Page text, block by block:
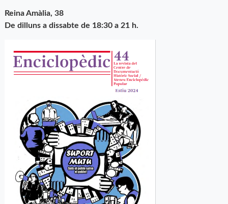
Reina Amàlia, 38
De dilluns a dissabte de 18:30 a 21 h.